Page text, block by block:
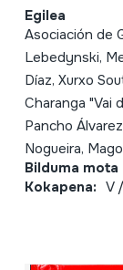
Egilea
Asociación de
Lebedynski,
Díaz, Xurxo
Charanga "Vai
Pancho
Nogueira,
Bilduma mota
Kokapena: V